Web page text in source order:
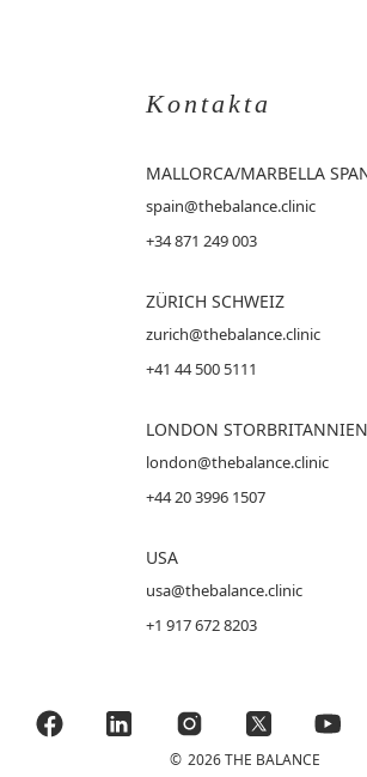
Kontakta
MALLORCA/MARBELLA
spain@thebalance.clinic
+34 871 249 003
ZÜRICH SCHWEIZ
zurich@thebalance.clinic
+41 44 500 5111
LONDON STORBRITANNIEN
london@thebalance.clinic
+44 20 3996 1507
USA
usa@thebalance.clinic
+1 917 672 8203
© 2026 THE BALANCE